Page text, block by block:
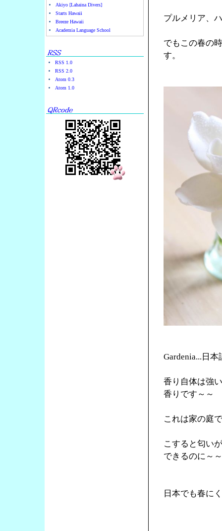
Akiyo [Lahaina Divers]
Starts Hawaii
Breeze Hawaii
Academia Language School
RSS 1.0
RSS 2.0
Atom 0.3
Atom 1.0
プルメリア、
でもこの春の
す。
Gardenia...日
香り自体は強
香りです～～
これは家の庭
こすると匂い
できるのに～
日本でも春に